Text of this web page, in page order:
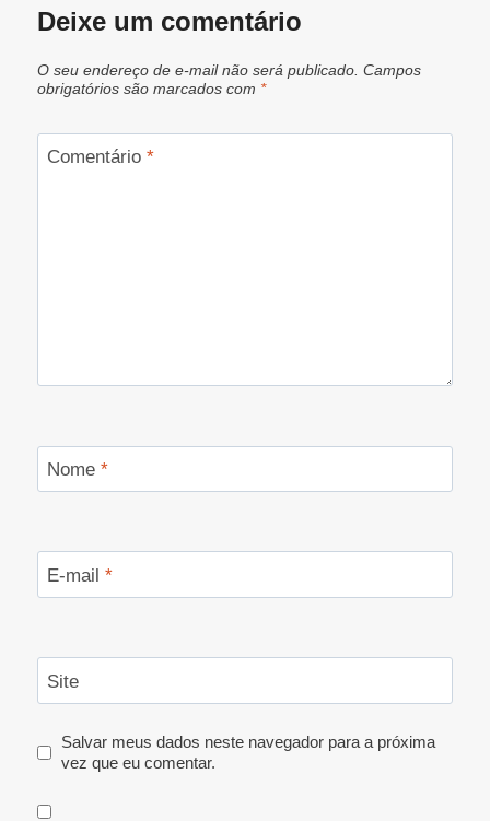
Deixe um comentário
O seu endereço de e-mail não será publicado. Campos
obrigatórios são marcados com *
Comentário *
Nome *
E-mail *
Site
Salvar meus dados neste navegador para a próxima
vez que eu comentar.